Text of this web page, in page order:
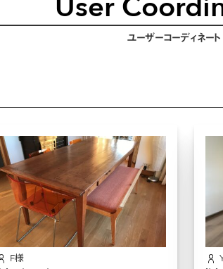
ユーザーコーディネート
F様